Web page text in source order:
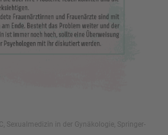
Sexualmedizin in der Gynäkologie, Springer-